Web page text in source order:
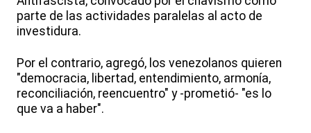
parte de las actividades paralelas al acto de
investidura.
Por el contrario, agregó, los venezolanos quieren
"democracia, libertad, entendimiento, armonía,
reconciliación, reencuentro" y -prometió- "es lo
que va a haber".